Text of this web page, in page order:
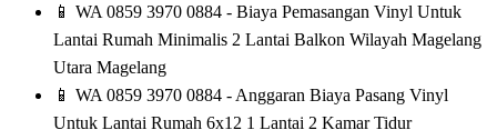
📱 WA 0859 3970 0884 - Biaya Pemasangan Vinyl Untuk
Lantai Rumah Minimalis 2 Lantai Balkon Wilayah Magelang
Utara Magelang
📱 WA 0859 3970 0884 - Anggaran Biaya Pasang Vinyl
Untuk Lantai Rumah 6x12 1 Lantai 2 Kamar Tidur